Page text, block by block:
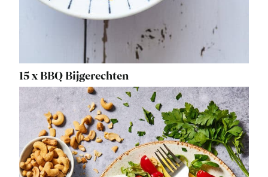
15 x BBQ Bijgerechten